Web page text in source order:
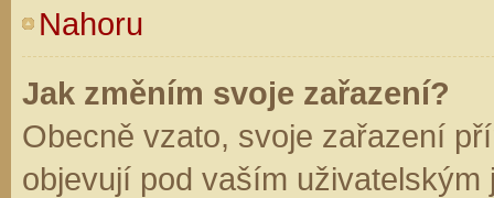
Nahoru
Jak změním svoje zařazení?
Obecně vzato, svoje zařazení
objevují pod vaším